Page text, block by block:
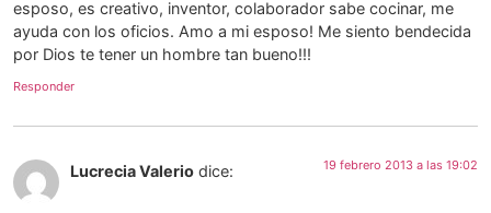
esposo, es creativo, inventor, colaborador sabe cocinar, me
ayuda con los oficios. Amo a mi esposo! Me siento bendecida
por Dios te tener un hombre tan bueno!!!
Responder
Lucrecia Valerio dice: 19 febrero 2013 a las 19:02